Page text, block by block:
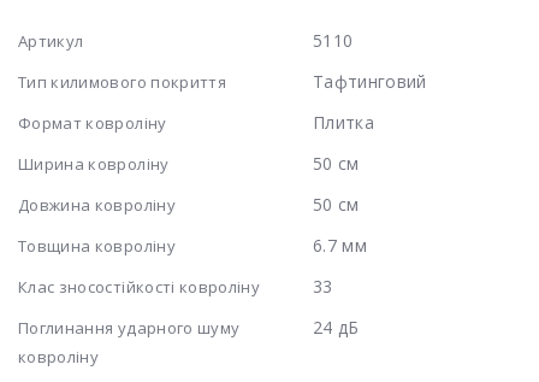
Артикул 5110
Тип килимового покриття Тафтинговий
Формат ковроліну Плитка
Ширина ковроліну 50 см
Довжина ковроліну 50 см
Товщина ковроліну 6.7 мм
Клас зносостійкості ковроліну 33
Поглинання ударного шуму
ковроліну
24 дБ